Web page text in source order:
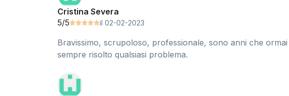
Cristina Severa
5/5
il 02-02-2023
Bravissimo, scrupoloso, professionale, sono anni che
sempre risolto qualsiasi problema.